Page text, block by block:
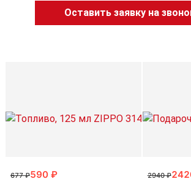
Оставить заявку на
677 ₽590 ₽ 2940 ₽